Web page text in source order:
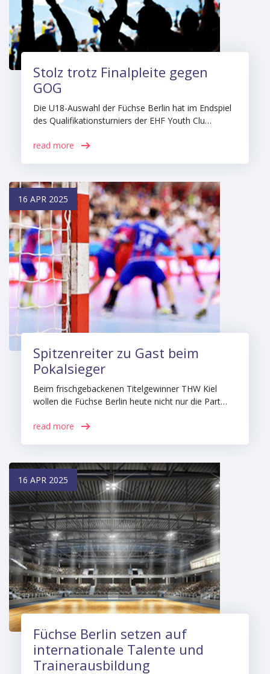
Stolz trotz Finalpleite gegen
GOG
Die U18-Auswahl der Füchse Berlin hat im Endspiel
des Qualifikationsturniers der EHF Youth Clu…
read more
16 APR 2025
Spitzenreiter zu Gast beim
Pokalsieger
Beim frischgebackenen Titelgewinner THW Kiel
wollen die Füchse Berlin heute nicht nur die Part…
read more
16 APR 2025
Füchse Berlin setzen auf
internationale Talente und
Trainerausbildung